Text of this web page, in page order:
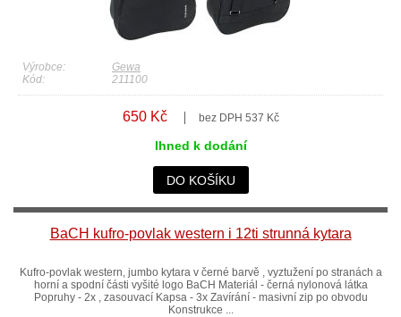
Výrobce:
Gewa
Kód:
211100
650 Kč bez DPH 537 Kč
Ihned k dodání
DO KOŠÍKU
BaCH kufro-povlak western i 12ti strunná kytara
Kufro-povlak western, jumbo kytara v černé barvě , vyztužení po stranách a
horní a spodní části vyšité logo BaCH Materiál - černá nylonová látka
Popruhy - 2x , zasouvací Kapsa - 3x Zavírání - masivní zip po obvodu
Konstrukce ...